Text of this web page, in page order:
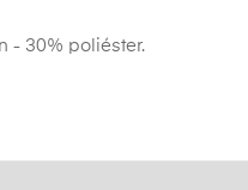
- 30% poliéster.